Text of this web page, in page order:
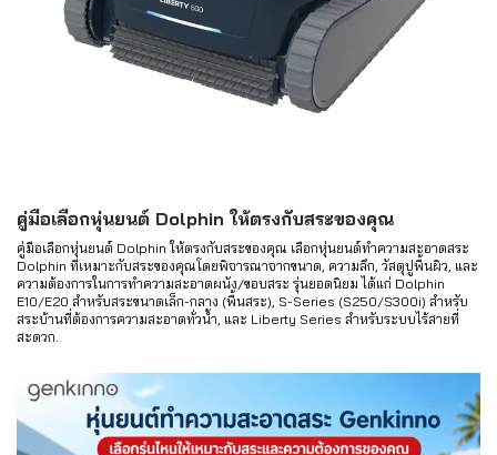
คู่มือเลือกหุ่นยนต์ Dolphin ให้ตรงกับสระของคุณ
คู่มือเลือกหุ่นยนต์ Dolphin ให้ตรงกับสระของคุณ เลือกหุ่นยนต์ทำความสะอาดสระ
Dolphin ที่เหมาะกับสระของคุณโดยพิจารณาจากขนาด, ความลึก, วัสดุปูพื้นผิว, และ
ความต้องการในการทำความสะอาดผนัง/ขอบสระ รุ่นยอดนิยม ได้แก่ Dolphin
E10/E20 สำหรับสระขนาดเล็ก-กลาง (พื้นสระ), S-Series (S250/S300i) สำหรับ
สระบ้านที่ต้องการความสะอาดทั่วน้ำ, และ Liberty Series สำหรับระบบไร้สายที่
สะดวก.